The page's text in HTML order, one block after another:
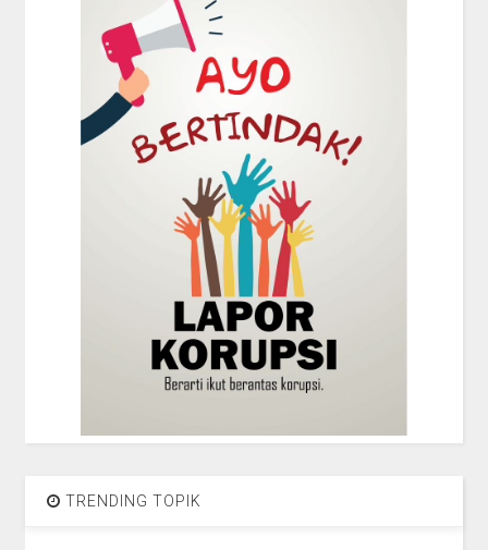
TRENDING TOPIK